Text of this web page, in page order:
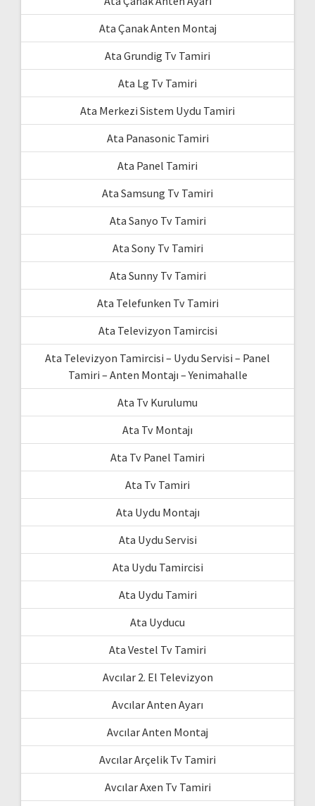
Ata Çanak Anten Montaj
Ata Grundig Tv Tamiri
Ata Lg Tv Tamiri
Ata Merkezi Sistem Uydu Tamiri
Ata Panasonic Tamiri
Ata Panel Tamiri
Ata Samsung Tv Tamiri
Ata Sanyo Tv Tamiri
Ata Sony Tv Tamiri
Ata Sunny Tv Tamiri
Ata Telefunken Tv Tamiri
Ata Televizyon Tamircisi
Ata Televizyon Tamircisi – Uydu Servisi – Panel
Tamiri – Anten Montajı – Yenimahalle
Ata Tv Kurulumu
Ata Tv Montajı
Ata Tv Panel Tamiri
Ata Tv Tamiri
Ata Uydu Montajı
Ata Uydu Servisi
Ata Uydu Tamircisi
Ata Uydu Tamiri
Ata Uyducu
Ata Vestel Tv Tamiri
Avcılar 2. El Televizyon
Avcılar Anten Ayarı
Avcılar Anten Montaj
Avcılar Arçelik Tv Tamiri
Avcılar Axen Tv Tamiri